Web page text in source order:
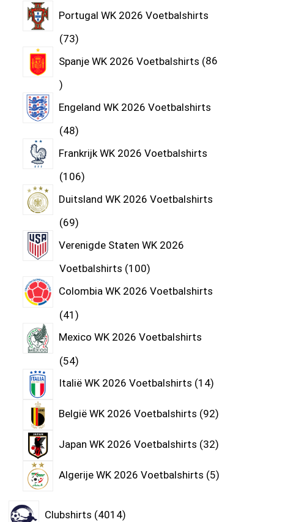
Portugal WK 2026 Voetbalshirts
73
Spanje WK 2026 Voetbalshirts 86
Engeland WK 2026 Voetbalshirts
48
Frankrijk WK 2026 Voetbalshirts
106
Duitsland WK 2026 Voetbalshirts
69
Verenigde Staten WK 2026
Voetbalshirts 100
Colombia WK 2026 Voetbalshirts
41
Mexico WK 2026 Voetbalshirts
54
Italië WK 2026 Voetbalshirts 14
België WK 2026 Voetbalshirts 92
Japan WK 2026 Voetbalshirts 32
Algerije WK 2026 Voetbalshirts 5
Clubshirts 4014